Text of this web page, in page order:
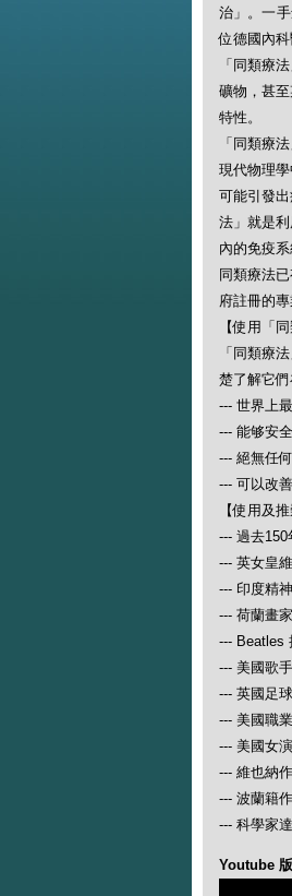
治」。一
位德國內科
「同類療
礦物，甚
特性。
「同類療
現代物理
可能引發
法」就是
內的免疫
同類療法
府註冊的專
【使用「
「同類療
楚了解它
--- 世界上
--- 能够安
--- 絕無任
--- 可以改
【使用及
--- 過去
--- 英女皇
--- 印度精
--- 荷蘭畫
--- Beatles
--- 美國歌
--- 英國足
--- 美國職
--- 美國女
--- 維也納
--- 波蘭籍
--- 科學家
Youtube